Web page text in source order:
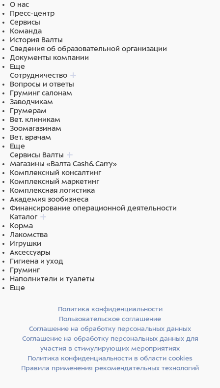
О нас
Пресс-центр
Сервисы
Команда
История Валты
Сведения об образовательной организации
Документы компании
Еще
Сотрудничество
Вопросы и ответы
Груминг салонам
Заводчикам
Грумерам
Вет. клиникам
Зоомагазинам
Вет. врачам
Еще
Сервисы Валты
Магазины «Валта Cash&Carry»
Комплексный консалтинг
Комплексный маркетинг
Комплексная логистика
Академия зообизнеса
Финансирование операционной деятельности
Каталог
Корма
Лакомства
Игрушки
Аксессуары
Гигиена и уход
Груминг
Наполнители и туалеты
Еще
Политика конфиденциальности
Пользовательское соглашение
Соглашение на обработку персональных данных
Соглашение на обработку персональных данных для
участия в стимулирующих мероприятиях
Политика конфиденциальности в области cookies
Правила применения рекомендательных технологий